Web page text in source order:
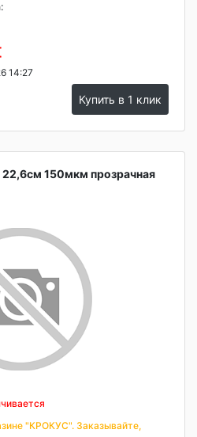
14:27
Купить в 1 клик
150мкм прозрачная
"КРОКУС". Заказывайте,